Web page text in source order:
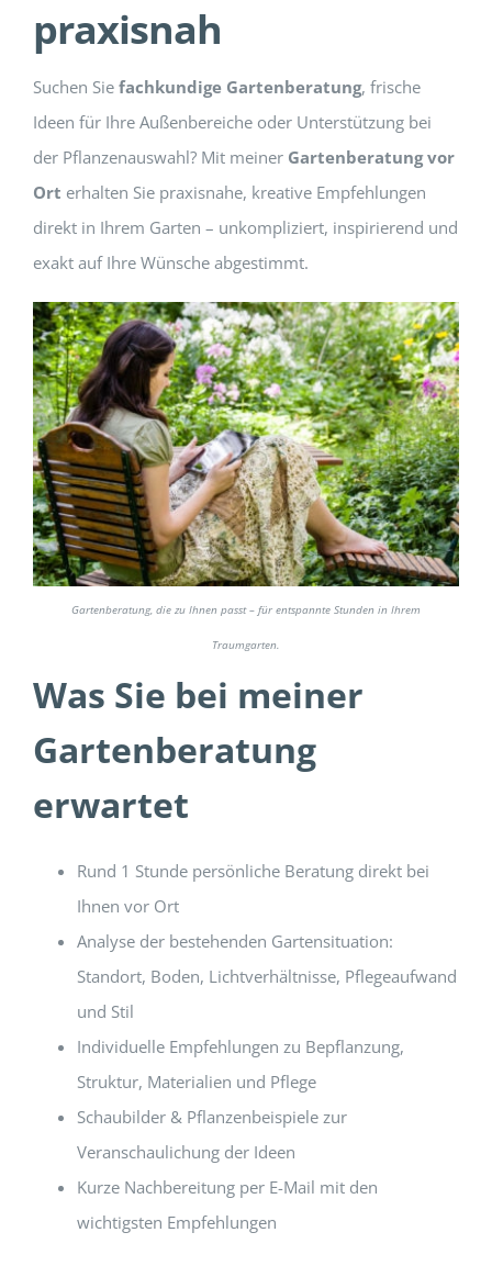
praxisnah
Suchen Sie fachkundige Gartenberatung, frische
Ideen für Ihre Außenbereiche oder Unterstützung bei
der Pflanzenauswahl? Mit meiner Gartenberatung vor
Ort erhalten Sie praxisnahe, kreative Empfehlungen
direkt in Ihrem Garten – unkompliziert, inspirierend und
exakt auf Ihre Wünsche abgestimmt.
Gartenberatung, die zu Ihnen passt – für entspannte Stunden in Ihrem
Traumgarten.
Was Sie bei meiner
Gartenberatung
erwartet
Rund 1 Stunde persönliche Beratung direkt bei
Ihnen vor Ort
Analyse der bestehenden Gartensituation:
Standort, Boden, Lichtverhältnisse, Pflegeaufwand
und Stil
Individuelle Empfehlungen zu Bepflanzung,
Struktur, Materialien und Pflege
Schaubilder & Pflanzenbeispiele zur
Veranschaulichung der Ideen
Kurze Nachbereitung per E-Mail mit den
wichtigsten Empfehlungen